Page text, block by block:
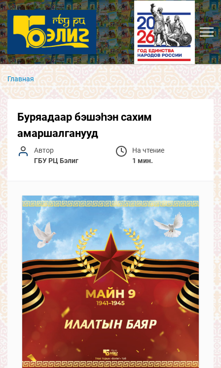
Главная
Буряадаар бэшэһэн сахим
амаршалганууд
Автор
ГБУ РЦ Бэлиг
На чтение
1 мин.